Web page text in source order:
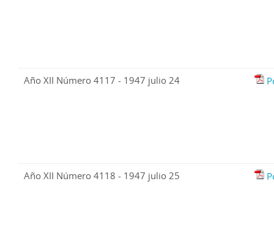
Año XII Número 4117 - 1947 julio 24
Año XII Número 4118 - 1947 julio 25